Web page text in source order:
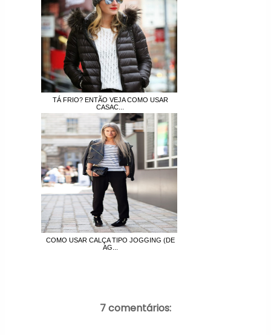
TÁ FRIO? ENTÃO VEJA COMO USAR
CASAC...
COMO USAR CALÇA TIPO JOGGING (DE
AG...
7 comentários: